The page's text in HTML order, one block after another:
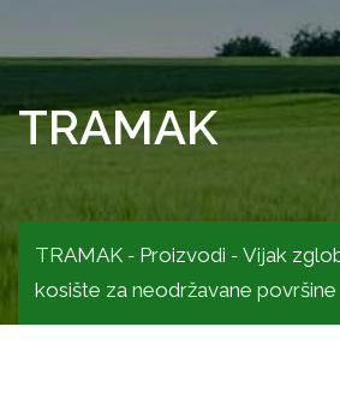
TRAMAK
TRAMAK - Proizvodi - Vijak
kosište za neodržavane površine